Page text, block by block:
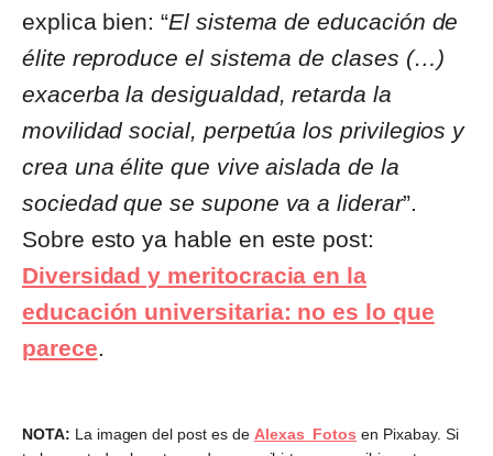
explica bien: “El sistema de educación de
élite reproduce el sistema de clases (…)
exacerba la desigualdad, retarda la
movilidad social, perpetúa los privilegios y
crea una élite que vive aislada de la
sociedad que se supone va a liderar”.
Sobre esto ya hable en este post:
Diversidad y meritocracia en la
educación universitaria: no es lo que
parece.
NOTA: La imagen del post es de Alexas_Fotos en Pixabay. Si